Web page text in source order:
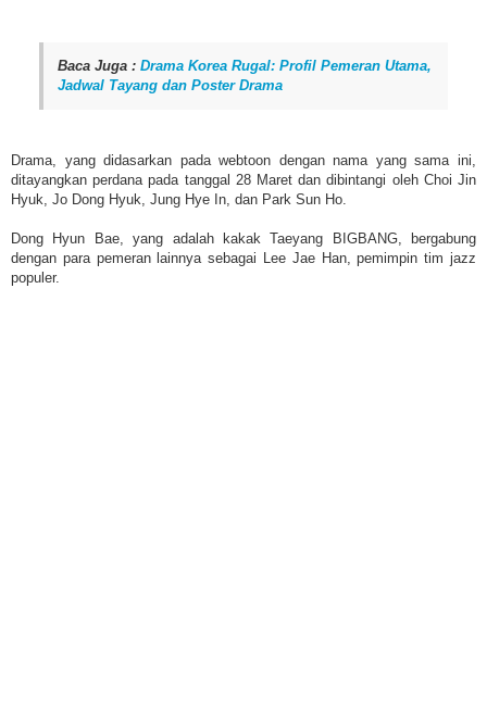
Baca Juga : Drama Korea Rugal: Profil Pemeran Utama,
Jadwal Tayang dan Poster Drama
Drama, yang didasarkan pada webtoon dengan nama yang sama ini,
ditayangkan perdana pada tanggal 28 Maret dan dibintangi oleh Choi Jin
Hyuk, Jo Dong Hyuk, Jung Hye In, dan Park Sun Ho.
Dong Hyun Bae, yang adalah kakak Taeyang BIGBANG, bergabung
dengan para pemeran lainnya sebagai Lee Jae Han, pemimpin tim jazz
populer.